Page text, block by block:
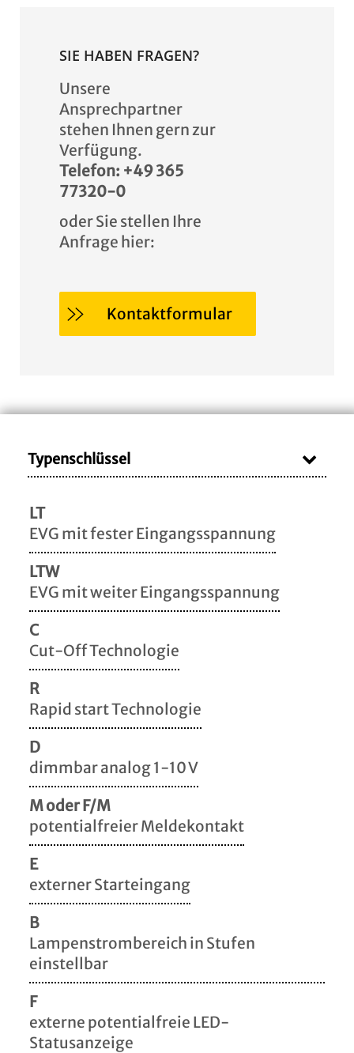
Typenschlüssel
LT
EVG mit fester Eingangsspannung
LTW
EVG mit weiter Eingangsspannung
C
Cut-Off Technologie
R
Rapid start Technologie
D
dimmbar analog 1-10 V
M oder F/M
potentialfreier Meldekontakt
E
externer Starteingang
B
Lampenstrombereich in Stufen
einstellbar
F
externe potentialfreie LED-
Statusanzeige
SIE HABEN FRAGEN?
Unsere
Ansprechpartner
stehen Ihnen gern zur
Verfügung.
Telefon: +49 365
77320-0
oder Sie stellen Ihre
Anfrage hier:
Kontaktformular